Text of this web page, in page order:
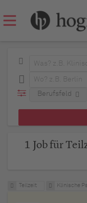
Berufsfeld
1 Job für
Teilzeit Klinische